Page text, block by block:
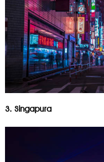
3. Singapura